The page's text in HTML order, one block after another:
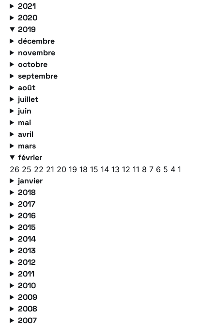
2021
2020
2019
décembre
novembre
octobre
septembre
août
juillet
juin
mai
avril
mars
février
26 25 22 21 20 19 18 15 14 13 12 11 8 7 6 5 4 1
janvier
2018
2017
2016
2015
2014
2013
2012
2011
2010
2009
2008
2007